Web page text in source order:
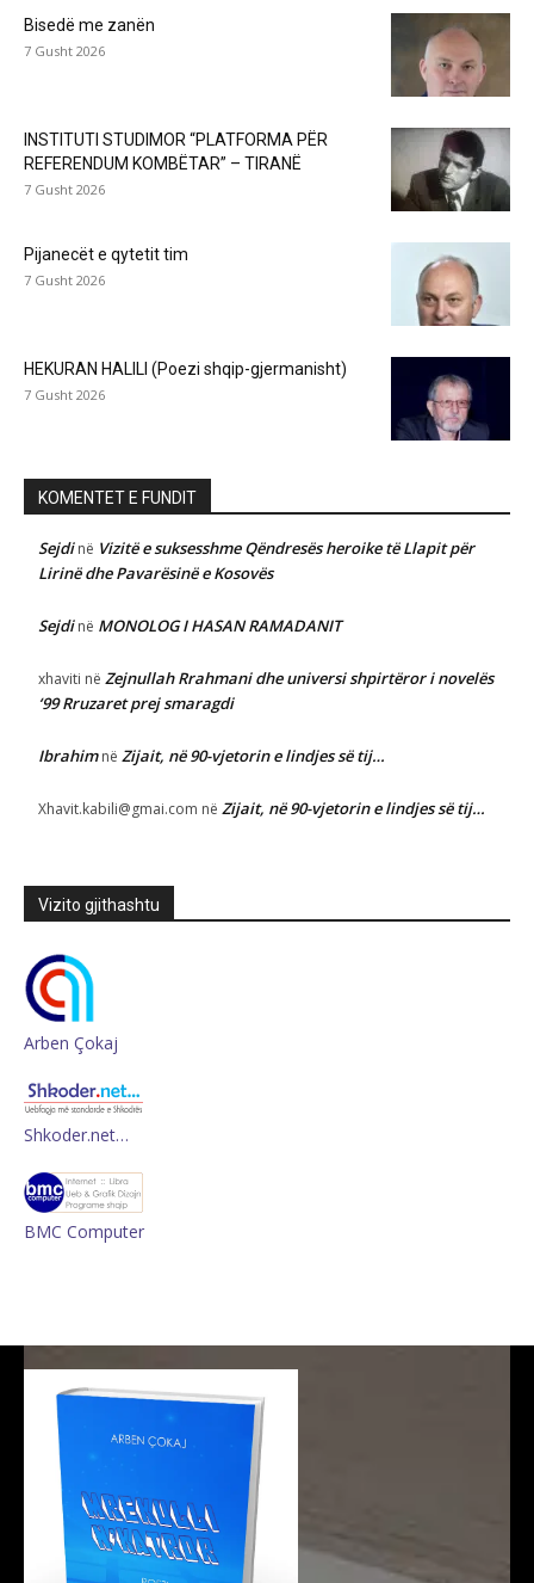
Bisedë me zanën
7 Gusht 2026
INSTITUTI STUDIMOR “PLATFORMA PËR
REFERENDUM KOMBËTAR” – TIRANË
7 Gusht 2026
Pijanecët e qytetit tim
7 Gusht 2026
HEKURAN HALILI (Poezi shqip-gjermanisht)
7 Gusht 2026
KOMENTET E FUNDIT
Sejdinë Vizitë e suksesshme Qëndresës heroike të Llapit për
Lirinë dhe Pavarësinë e Kosovës
Sejdinë MONOLOG I HASAN RAMADANIT
xhaviti në Zejnullah Rrahmani dhe universi shpirtëror i novelës
‘99 Rruzaret prej smaragdi
Ibrahimnë Zijait, në 90-vjetorin e lindjes së tij…
Xhavit.kabili@gmai.com në Zijait, në 90-vjetorin e lindjes së tij…
Vizito gjithashtu
Arben Çokaj
Shkoder.net…
BMC Computer